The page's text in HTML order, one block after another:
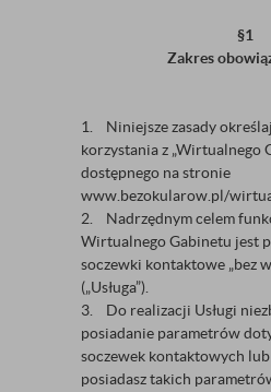
§1
Zakres
1. Niniejsze zasady
korzystania z „Wirtualnego
dostępnego na stronie
www.bezokularow.pl/
2. Nadrzędnym celem
Wirtualnego Gabinetu jest
soczewki kontaktowe „bez
(„Usługa”).
3. Do realizacji Usługi
posiadanie parametrów
soczewek kontaktowych
posiadasz takich